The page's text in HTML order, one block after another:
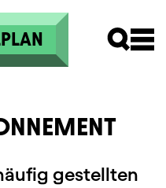
gestellten